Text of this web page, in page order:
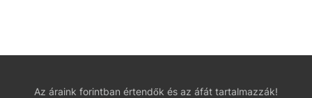
Az áraink forintban értendők és az áfát tartalmazzák!